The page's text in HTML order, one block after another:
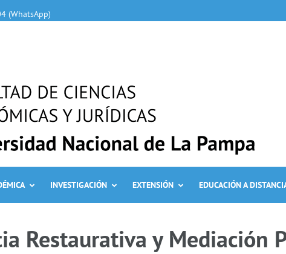
(WhatsApp)
INVESTIGACIÓN EXTENSIÓN EDUCACIÓN A
Restaurativa y Mediación